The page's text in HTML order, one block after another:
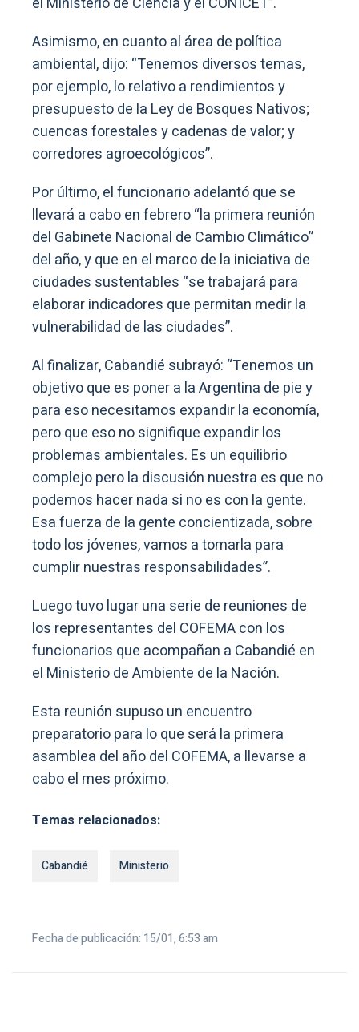
Asimismo, en cuanto al área de política
ambiental, dijo: “Tenemos diversos temas,
por ejemplo, lo relativo a rendimientos y
presupuesto de la Ley de Bosques Nativos;
cuencas forestales y cadenas de valor; y
corredores agroecológicos”.
Por último, el funcionario adelantó que se
llevará a cabo en febrero “la primera reunión
del Gabinete Nacional de Cambio Climático”
del año, y que en el marco de la iniciativa de
ciudades sustentables “se trabajará para
elaborar indicadores que permitan medir la
vulnerabilidad de las ciudades”.
Al finalizar, Cabandié subrayó: “Tenemos un
objetivo que es poner a la Argentina de pie y
para eso necesitamos expandir la economía,
pero que eso no signifique expandir los
problemas ambientales. Es un equilibrio
complejo pero la discusión nuestra es que no
podemos hacer nada si no es con la gente.
Esa fuerza de la gente concientizada, sobre
todo los jóvenes, vamos a tomarla para
cumplir nuestras responsabilidades”.
Luego tuvo lugar una serie de reuniones de
los representantes del COFEMA con los
funcionarios que acompañan a Cabandié en
el Ministerio de Ambiente de la Nación.
Esta reunión supuso un encuentro
preparatorio para lo que será la primera
asamblea del año del COFEMA, a llevarse a
cabo el mes próximo.
Temas relacionados:
Cabandié Ministerio
Fecha de publicación: 15/01, 6:53 am